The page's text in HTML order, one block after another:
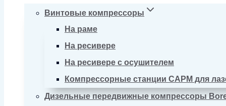
Винтовые компрессоры
На раме
На ресивере
На ресивере с осушителем
Компрессорные станции CAPM для
Дизельные передвижные компрессоры